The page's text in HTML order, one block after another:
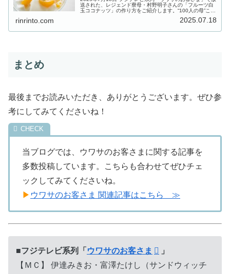
送された、レジェンド寮母・村野明子さんの「フルーツ白
玉ココナッツ」の作り方をご紹介します。“100人の母”こと
rinrinto.com 2025.07.18
まとめ
最後までお読みいただき、ありがとうございます。ぜひ参
考にしてみてくださいね！
当ブログでは、ウワサのお客さまに関する記事を
多数投稿しています。こちらも合わせてぜひチェ
ックしてみてくださいね。
▶ ウワサのお客さま 関連記事はこちら ≫
■フジテレビ系列「 ウワサのお客さま
」
【ＭＣ】 伊達みきお・富澤たけし（サンドウィッチ